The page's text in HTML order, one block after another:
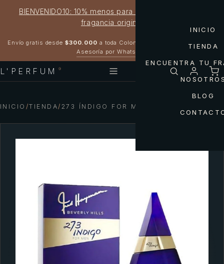
BIENVENIDO10: 10% menos para estrenar tu próxima
fragancia original
Envío gratis desde $300.000 a toda Colombia
Asesoría por WhatsApp
L'PERFUM ®
INICIO
TIENDA
ENCUENTRA TU
BLOG
INICIO /TIENDA/ 273 ÍNDIGO FOR MEN BEVERLY HILLS